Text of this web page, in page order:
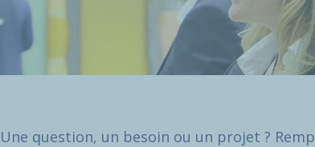
Une question, un besoin ou un projet ?